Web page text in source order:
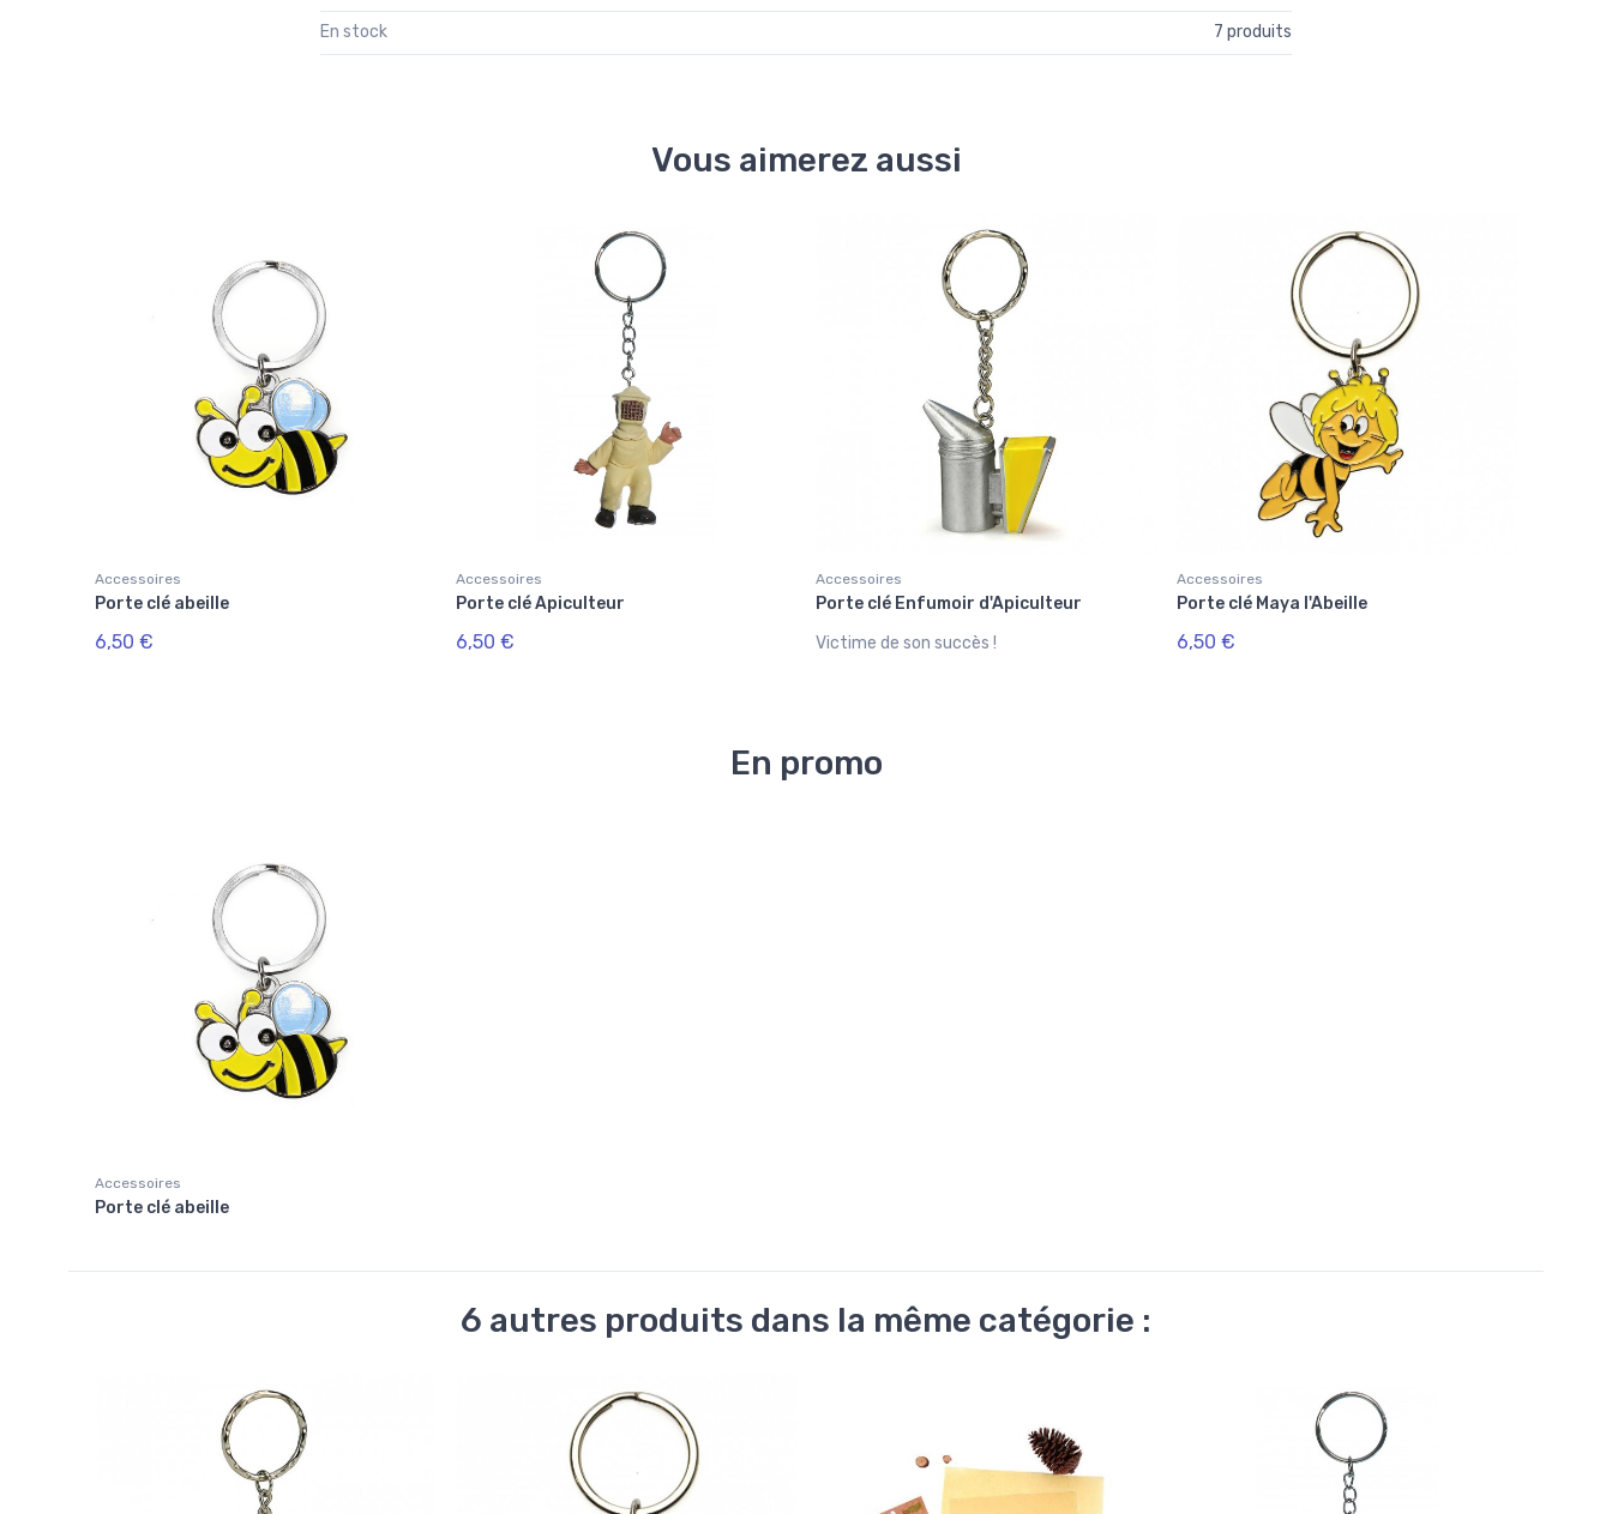
En stock 7 produits
Vous aimerez aussi
Accessoires
Porte clé abeille
6,50 €
Accessoires
Porte clé Apiculteur
6,50 €
Accessoires
Porte clé Enfumoir d'Apiculteur
Victime de son succès !
Accessoires
Porte clé Maya l'Abeille
6,50 €
En promo
Accessoires
Porte clé abeille
6 autres produits dans la même catégorie :